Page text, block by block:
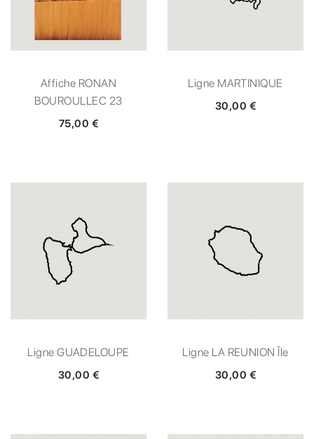
Affiche RONAN
BOUROULLEC 23
75,00 €
Ligne MARTINIQUE
30,00 €
Ligne GUADELOUPE
30,00 €
Ligne LA REUNION Île
30,00 €